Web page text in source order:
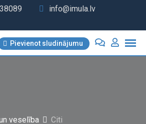
info@imula.lv
Pievienot sludinājumu
veselība Citi